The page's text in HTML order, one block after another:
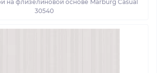
на флизелиновой основе Marburg Casual
30540